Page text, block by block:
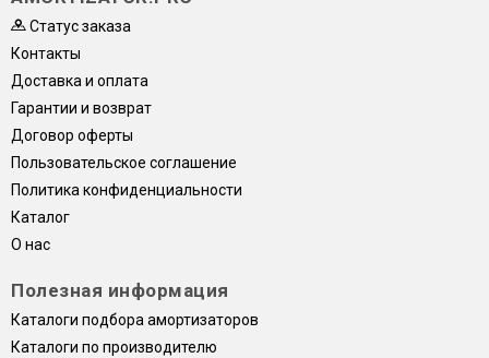
Статус заказа
Контакты
Доставка и оплата
Гарантии и возврат
Договор оферты
Пользовательское соглашение
Политика конфиденциальности
Каталог
О нас
Полезная информация
Каталоги подбора амортизаторов
Каталоги по производителю